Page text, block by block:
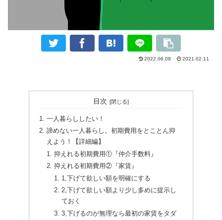
2022.06.08 2021.02.11
目次
一人暮らししたい！
諦めない一人暮らし。初期費用をとことん抑
えよう！【詳細編】
抑えれる初期費用①『仲介手数料』
抑えれる初期費用②『家賃』
1,下げて欲しい額を明確にする
2,下げて欲しい額より少し多めに提示し
ておく
3,下げるのが無理なら最初の家賃をタダ